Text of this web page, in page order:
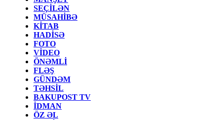
SEÇİLƏN
MÜSAHİBƏ
KİTAB
HADİSƏ
FOTO
VİDEO
ÖNƏMLİ
FLƏŞ
GÜNDƏM
TƏHSİL
BAKUPOST TV
İDMAN
ÖZ ƏL